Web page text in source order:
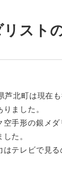
スト
芦北町は現在
ました。
手形の銀メ
た。
テレビで見る